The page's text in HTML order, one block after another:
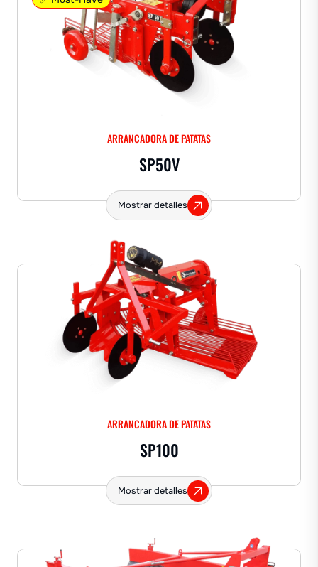
ARRANCADORA DE PATATAS
SP50V
Mostrar detalles
ARRANCADORA DE PATATAS
SP100
Mostrar detalles